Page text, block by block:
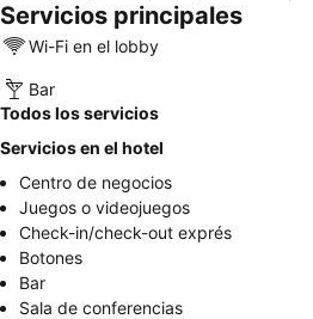
Servicios principales
Wi-Fi en el lobby
Bar
Todos los servicios
Servicios en el hotel
Centro de negocios
Juegos o videojuegos
Check-in/check-out exprés
Botones
Bar
Sala de conferencias